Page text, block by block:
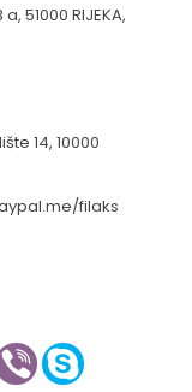
51000 RIJEKA,
14, 10000
filaks